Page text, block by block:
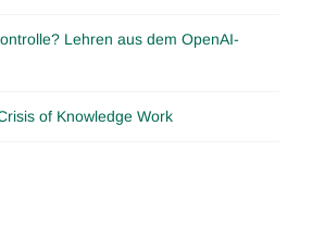
Lehren aus dem OpenAI-
of Knowledge Work